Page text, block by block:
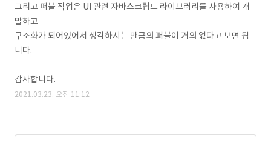
그리고 퍼블 작업은 UI 관련 자바스크립트 라이브러리를 사용하여 개
발하고
구조화가 되어있어서 생각하시는 만큼의 퍼블이 거의 없다고 보면 됩
니다.
감사합니다.
2021.03.23. 오전 11:12